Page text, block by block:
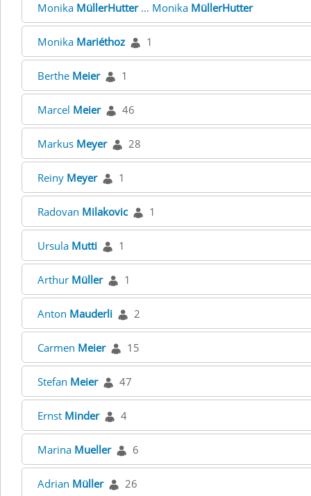
Monika MüllerHutter... Monika MüllerHutter
Monika Mariéthoz 1
Berthe Meier 1
Marcel Meier 46
Markus Meyer 28
Reiny Meyer 1
Radovan Milakovic 1
Ursula Mutti 1
Arthur Müller 1
Anton Mauderli 2
Carmen Meier 15
Stefan Meier 47
Ernst Minder 4
Marina Mueller 6
Adrian Müller 26